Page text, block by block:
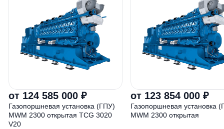
от 124 585 000 ₽
Газопоршневая установка (ГПУ)
MWM 2300 открытая TCG 3020
V20
от 123 854 000 ₽
Газопоршневая установка
MWM 2300 открытая